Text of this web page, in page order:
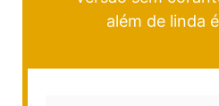
além de linda